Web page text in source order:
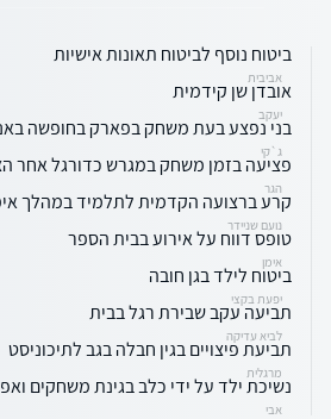
ביטוח נוסף לביטוח תאונות אישיות
אביבית
אובדן שן קידמית
יעקב
בני נפצע בעת משחק בפארק בחופשה
ג`קי
פציעה בזמן משחק במגרש כדורגל אחר
הגר
קרע ברצועה הקדמית לתלמיד במהלך
נועם שניידר
טופס דווח על אירוע בבית הספר
אימן
ביטוח לילד בגן חובה
יפעת בקצי
תביעה עקב שבירת רגל בבית
לביא עדיקה
תביעת פיצויים בגין חבלה בגב לתיכוניסט
מרגלית
נשיכת ילד על ידי כלב בגינת משחקים
אבי